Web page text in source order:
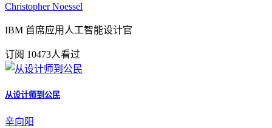
Christopher Noessel
IBM 首席应用人工智能设计官
订阅 10473人看过
从设计师到公民
辛向阳